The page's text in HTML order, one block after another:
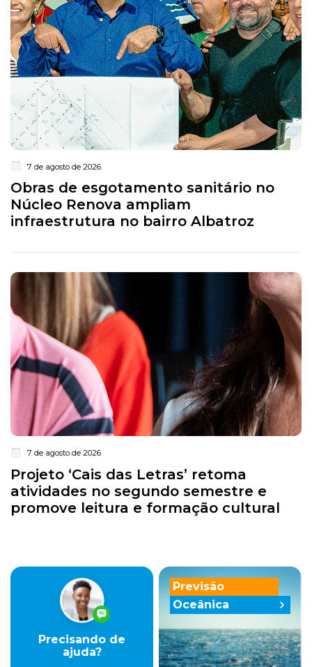
7 de agosto de 2026
Obras de esgotamento sanitário no
Núcleo Renova ampliam
infraestrutura no bairro Albatroz
7 de agosto de 2026
Projeto ‘Cais das Letras’ retoma
atividades no segundo semestre e
promove leitura e formação cultural
Previsão
Oceânica
Precisando de
ajuda?